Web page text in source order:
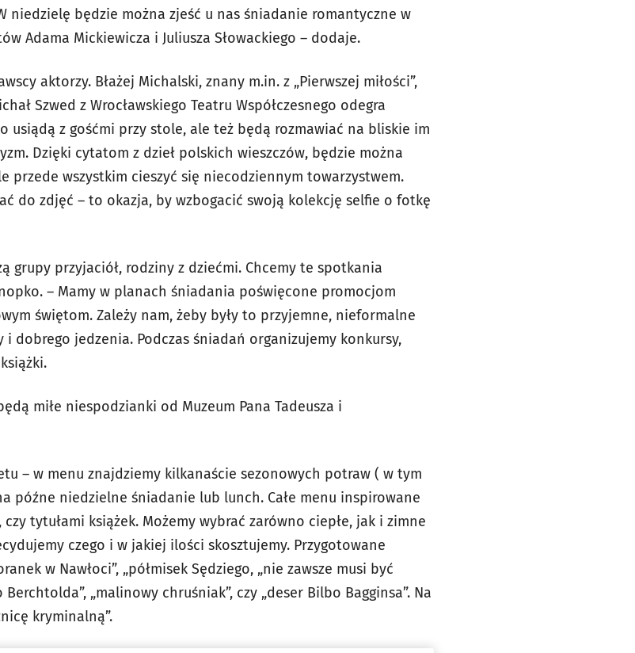
niedzielę będzie można zjeść u nas śniadanie romantyczne w
Adama Mickiewicza i Juliusza Słowackiego – dodaje.
aktorzy. Błażej Michalski, znany m.in. z „Pierwszej miłości”,
Szwed z Wrocławskiego Teatru Współczesnego odegra
usiądą z gośćmi przy stole, ale też będą rozmawiać na bliskie im
Dzięki cytatom z dzieł polskich wieszczów, będzie można
przede wszystkim cieszyć się niecodziennym towarzystwem.
do zdjęć – to okazja, by wzbogacić swoją kolekcję selfie o fotkę
grupy przyjaciół, rodziny z dziećmi. Chcemy te spotkania
– Mamy w planach śniadania poświęcone promocjom
świętom. Zależy nam, żeby były to przyjemne, nieformalne
dobrego jedzenia. Podczas śniadań organizujemy konkursy,
miłe niespodzianki od Muzeum Pana Tadeusza i
– w menu znajdziemy kilkanaście sezonowych potraw ( w tym
późne niedzielne śniadanie lub lunch. Całe menu inspirowane
tytułami książek. Możemy wybrać zarówno ciepłe, jak i zimne
czego i w jakiej ilości skosztujemy. Przygotowane
w Nawłoci”, „półmisek Sędziego, „nie zawsze musi być
„malinowy chruśniak”, czy „deser Bilbo Bagginsa”. Na
kryminalną”.